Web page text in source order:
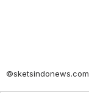
©sketsindonews.com